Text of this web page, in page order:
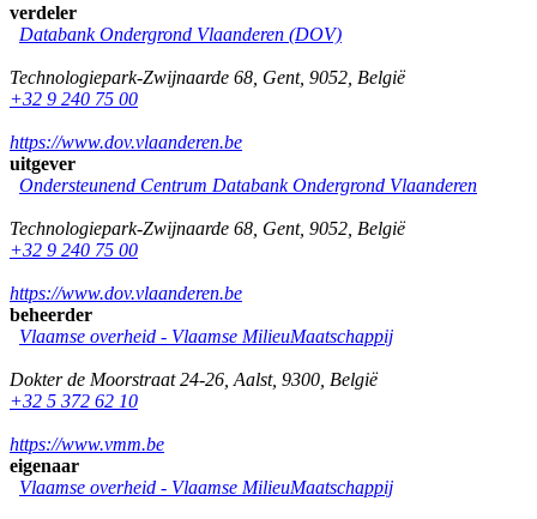
verdeler
Databank Ondergrond Vlaanderen (DOV)
Technologiepark-Zwijnaarde 68 Gent, 9052 België
+32 9 240 75 00
https://www.dov.vlaanderen.be
uitgever
Ondersteunend Centrum Databank Ondergrond Vlaanderen
Technologiepark-Zwijnaarde 68 Gent, 9052 België
+32 9 240 75 00
https://www.dov.vlaanderen.be
beheerder
Vlaamse overheid - Vlaamse MilieuMaatschappij
Dokter de Moorstraat 24-26 Aalst, 9300 België
+32 5 372 62 10
https://www.vmm.be
eigenaar
Vlaamse overheid - Vlaamse MilieuMaatschappij